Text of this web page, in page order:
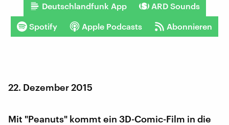
Deutschlandfunk App ARD Sounds
Spotify Apple Podcasts Abonnieren
22. Dezember 2015
Mit "Peanuts" kommt ein 3D-Comic-Film in die